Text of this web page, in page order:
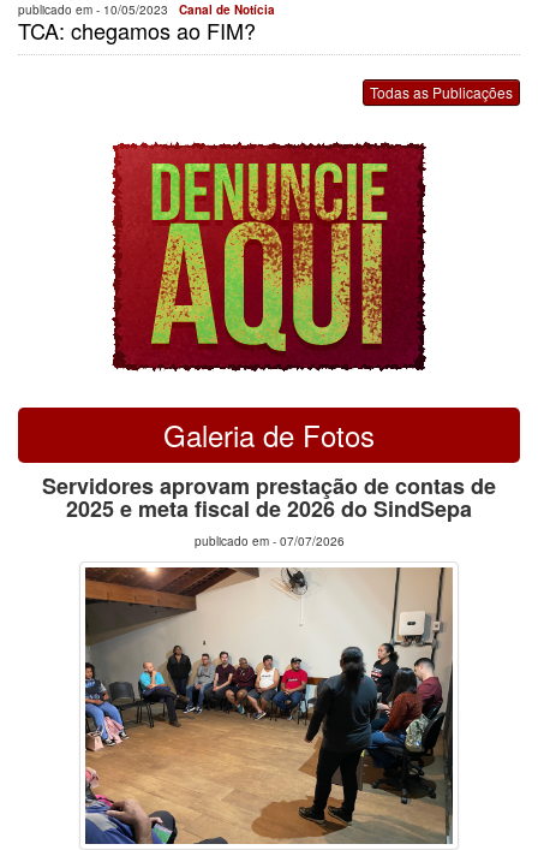
publicado em - 10/05/2023 Canal de Notícia
TCA: chegamos ao FIM?
Todas as Publicações
Galeria de Fotos
Servidores aprovam prestação de contas de
2025 e meta fiscal de 2026 do SindSepa
publicado em - 07/07/2026